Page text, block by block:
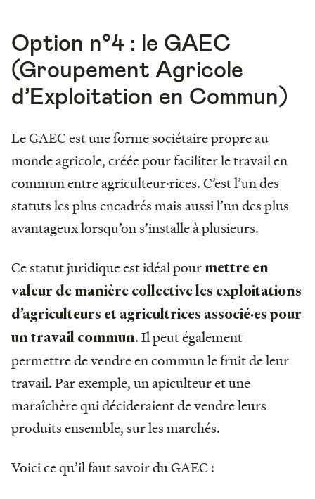
Option n°4 : le GAEC
(Groupement Agricole
d’Exploitation en Commun)
Le GAEC est une forme sociétaire propre au
monde agricole, créée pour faciliter le travail en
commun entre agriculteur·rices. C’est l’un des
statuts les plus encadrés mais aussi l’un des plus
avantageux lorsqu’on s’installe à plusieurs.
Ce statut juridique est idéal pour mettre en
valeur de manière collective les exploitations
d’agriculteurs et agricultrices associé·es pour
un travail commun. Il peut également
permettre de vendre en commun le fruit de leur
travail. Par exemple, un apiculteur et une
maraîchère qui décideraient de vendre leurs
produits ensemble, sur les marchés.
Voici ce qu’il faut savoir du GAEC :